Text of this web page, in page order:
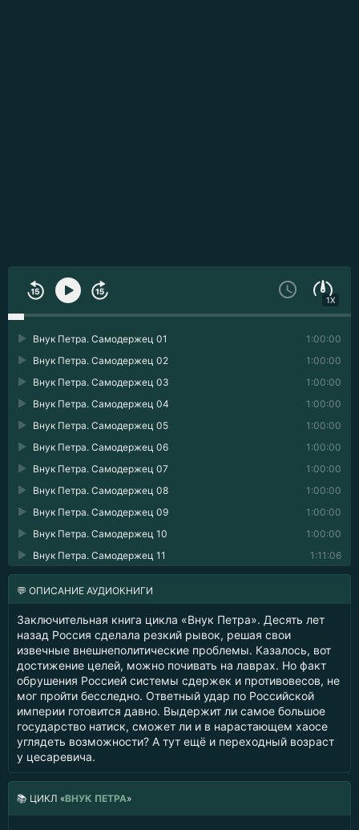
1X
1:00:00
Внук Петра. Самодержец 01
1:00:00
Внук Петра. Самодержец 02
1:00:00
Внук Петра. Самодержец 03
1:00:00
Внук Петра. Самодержец 04
1:00:00
Внук Петра. Самодержец 05
1:00:00
Внук Петра. Самодержец 06
1:00:00
Внук Петра. Самодержец 07
1:00:00
Внук Петра. Самодержец 08
1:00:00
Внук Петра. Самодержец 09
1:00:00
Внук Петра. Самодержец 10
1:11:06
Внук Петра. Самодержец 11
💬 ОПИСАНИЕ АУДИОКНИГИ
Заключительная книга цикла «Внук Петра». Десять лет
назад Россия сделала резкий рывок, решая свои
извечные внешнеполитические проблемы. Казалось, вот
достижение целей, можно почивать на лаврах. Но факт
обрушения Россией системы сдержек и противовесов, не
мог пройти бесследно. Ответный удар по Российской
империи готовится давно. Выдержит ли самое большое
государство натиск, сможет ли и в нарастающем хаосе
углядеть возможности? А тут ещё и переходный возраст
у цесаревича.
📚 ЦИКЛ «ВНУК ПЕТРА»